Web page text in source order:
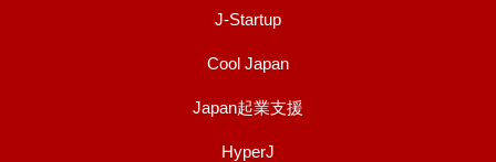
J-Startup
Cool Japan
Japan起業支援
HyperJ